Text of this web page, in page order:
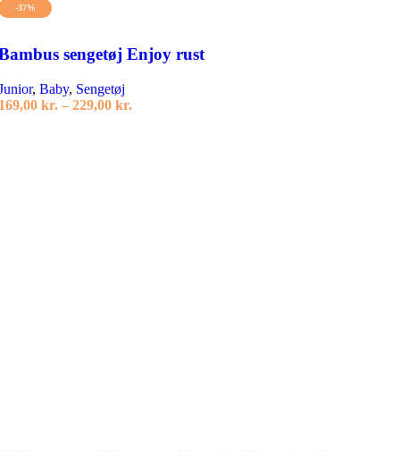
-37%
sengetøj Enjoy rust
, Baby, Sengetøj
kr. – 229,00 kr.